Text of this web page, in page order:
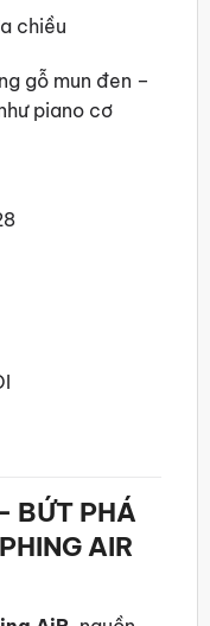
chiều
gỗ mun đen –
piano cơ
BỨT PHÁ
AIR